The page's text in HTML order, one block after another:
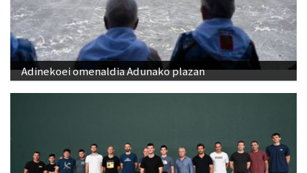
Adinekoei omenaldia Adunako plazan